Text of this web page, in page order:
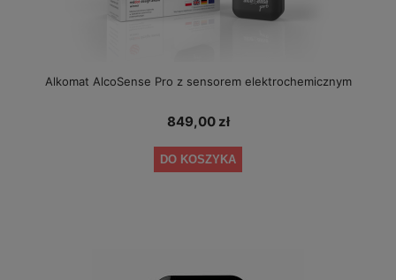
Alkomat AlcoSense Pro z sensorem elektrochemicznym
849,00 zł
DO KOSZYKA